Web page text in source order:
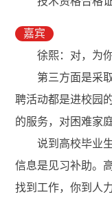
嘉宾
徐熙：对，为
第三方面是采取
聘活动都是进校园
的服务，对困难家
说到高校毕业生
信息是见习补助。
找到工作，你到人